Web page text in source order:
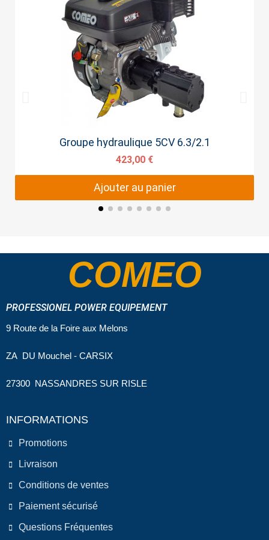
Aperçu rapide
Groupe hydraulique 5CV 6.3/2.1
423,00 €
Ajouter au panier
COMEO
PROFESSIONEL POWER EQUIPEMENT
9 Route de la Foire aux Melons
ZA DU Mouchel - CARSIX
27300 NASSANDRES SUR RISLE
INFORMATIONS
Promotions
Livraison
Conditions de ventes
Paiement sécurisé
Questions Fréquentes